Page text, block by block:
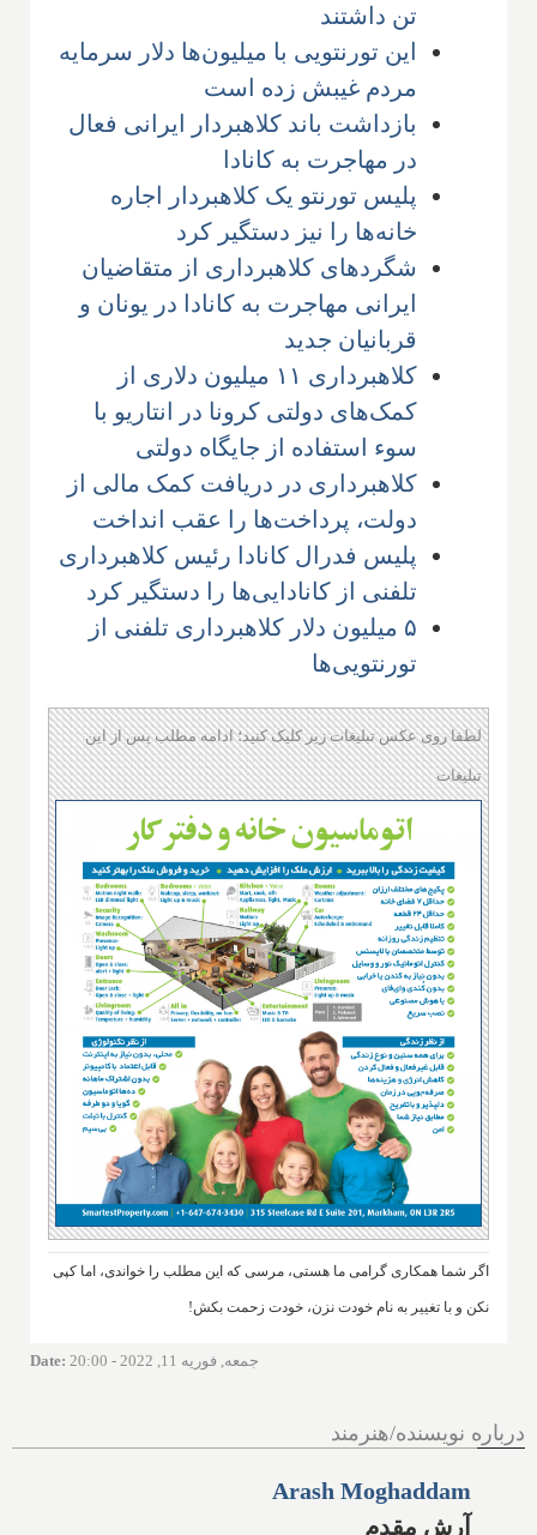
تن داشتند
این تورنتویی با میلیون‌ها دلار سرمایه
مردم غیبش زده است
بازداشت باند کلاهبردار ایرانی فعال
در مهاجرت به کانادا
پلیس تورنتو یک کلاهبردار اجاره
خانه‌ها را نیز دستگیر کرد
شگردهای کلاهبرداری از متقاضیان
ایرانی مهاجرت به کانادا در یونان و
قربانیان جدید
کلاهبرداری ۱۱ میلیون دلاری از
کمک‌های دولتی کرونا در انتاریو با
سوء استفاده از جایگاه دولتی
کلاهبرداری در دریافت کمک مالی از
دولت، پرداخت‌ها را عقب انداخت
پلیس فدرال کانادا رئیس کلاهبرداری
تلفنی از کانادایی‌ها را دستگیر کرد
۵ میلیون دلار کلاهبرداری تلفنی از
تورنتویی‌ها
لطفا روی عکس تبلیغات زیر کلیک کنید؛ ادامه مطلب پس از این
تبلیغات
اگر شما همکاری گرامی ما هستی، مرسی که این مطلب را خواندی، اما کپی
نکن و با تغییر به نام خودت نزن، خودت زحمت بکش!
Date: جمعه, فوریه 11, 2022 - 20:00
درباره نویسنده/هنرمند
Arash Moghaddam
آرش مقدم